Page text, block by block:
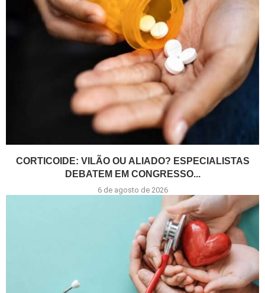
CORTICOIDE: VILÃO OU ALIADO? ESPECIALISTAS
DEBATEM EM CONGRESSO...
6 de agosto de 2026